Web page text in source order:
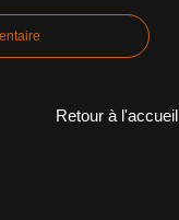
Retour à l'accueil